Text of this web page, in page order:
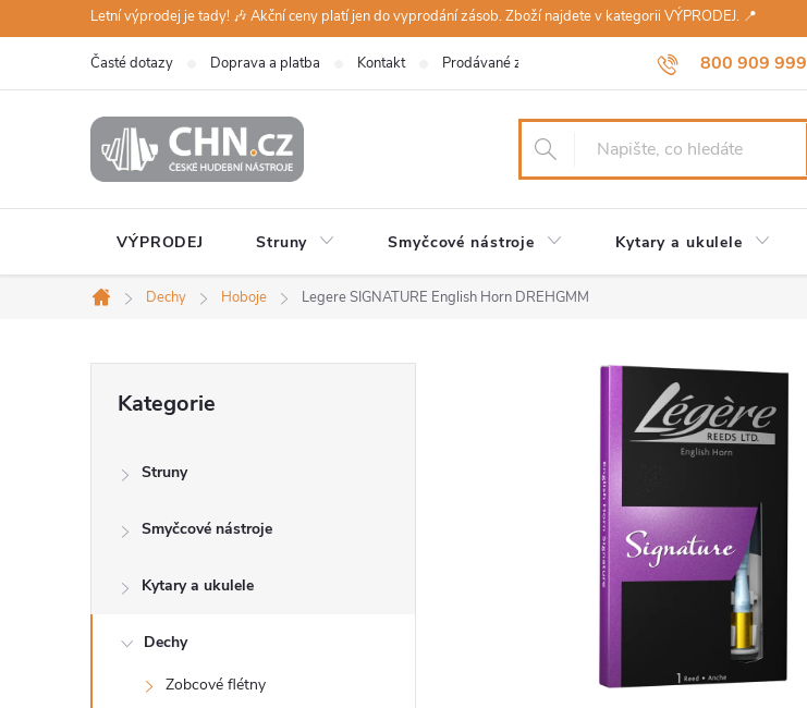
na
Letní výprodej je tady! 🎶 Akční ceny platí jen do vyprodání zásob. Zboží najdete v kategorii VÝPRODEJ. 📍
800 909 999
Časté dotazy Doprava a platba Kontakt Prodávané značky Návody a údržba Reklamace
VÝPRODEJ Struny Smyčcové nástroje Kytary a ukulele
Domů
Dechy Hoboje Legere SIGNATURE English Horn DREHGMM
r
kategorie
Kategorie
Struny
Smyčcové nástroje
Kytary a ukulele
Dechy
Zobcové flétny